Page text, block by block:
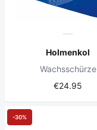
Holmenkol
Wachsschürze
€24.95
-30%